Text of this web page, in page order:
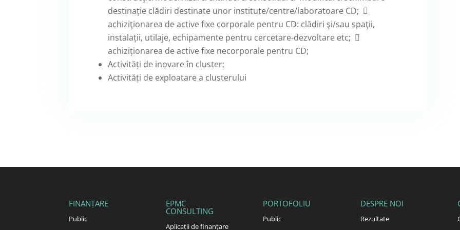
destinație clădiri destinate unor institute/centre/laboratoare CD; 
achiziţionarea de active fixe corporale pentru CD: clădiri şi/sau spaţii,
instalații, utilaje, echipamente pentru cercetare-dezvoltare etc; 
achiziționarea de active fixe necorporale pentru CD;
Activități de inovare în cluster;
Activități de exploatare a clusterului
FINANȚARE
Public
EPMC
CONSULTING
Aplicații de finanțare
PORTOFOLIU
Public
DESPRE NOI
Rezultate